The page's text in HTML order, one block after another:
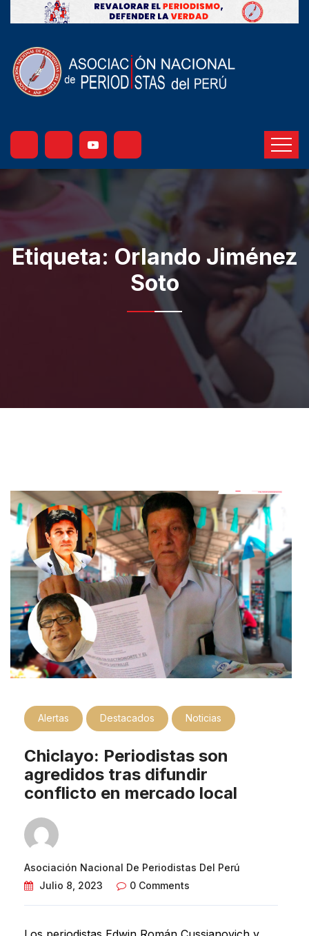
Etiqueta: Orlando Jiménez
Soto
Alertas Destacados Noticias
Chiclayo: Periodistas son
agredidos tras difundir
conflicto en mercado local
Asociación Nacional De Periodistas Del Perú
Julio 8, 2023
0 Comments